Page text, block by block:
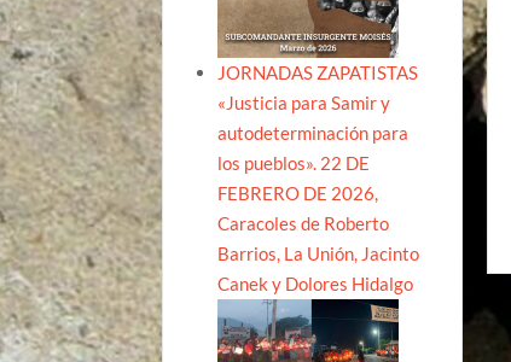
JORNADAS ZAPATISTAS
«Justicia para Samir y
autodeterminación para
los pueblos». 22 DE
FEBRERO DE 2026,
Caracoles de Roberto
Barrios, La Unión, Jacinto
Canek y Dolores Hidalgo